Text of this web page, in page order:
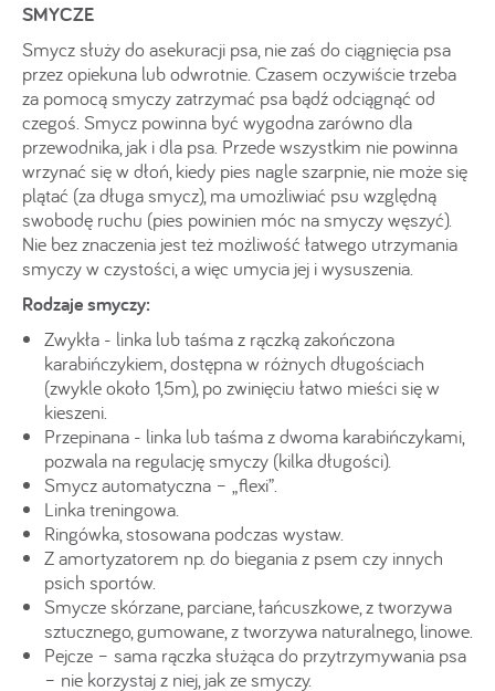
SMYCZE
Smycz służy do asekuracji psa, nie zaś do ciągnięcia psa
przez opiekuna lub odwrotnie. Czasem oczywiście trzeba
za pomocą smyczy zatrzymać psa bądź odciągnąć od
czegoś. Smycz powinna być wygodna zarówno dla
przewodnika, jak i dla psa. Przede wszystkim nie powinna
wrzynać się w dłoń, kiedy pies nagle szarpnie, nie może się
plątać (za długa smycz), ma umożliwiać psu względną
swobodę ruchu (pies powinien móc na smyczy węszyć).
Nie bez znaczenia jest też możliwość łatwego utrzymania
smyczy w czystości, a więc umycia jej i wysuszenia.
Rodzaje smyczy:
Zwykła - linka lub taśma z rączką zakończona
karabińczykiem, dostępna w różnych długościach
(zwykle około 1,5m), po zwinięciu łatwo mieści się w
kieszeni.
Przepinana - linka lub taśma z dwoma karabińczykami,
pozwala na regulację smyczy (kilka długości).
Smycz automatyczna – „flexi”.
Linka treningowa.
Ringówka, stosowana podczas wystaw.
Z amortyzatorem np. do biegania z psem czy innych
psich sportów.
Smycze skórzane, parciane, łańcuszkowe, z tworzywa
sztucznego, gumowane, z tworzywa naturalnego, linowe.
Pejcze – sama rączka służąca do przytrzymywania psa
– nie korzystaj z niej, jak ze smyczy.